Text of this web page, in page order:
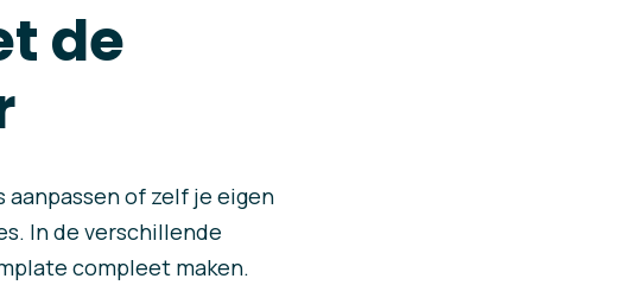
de
of zelf je eigen
In de verschillende
compleet maken.